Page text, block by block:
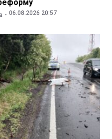
06.08.2026 20:57